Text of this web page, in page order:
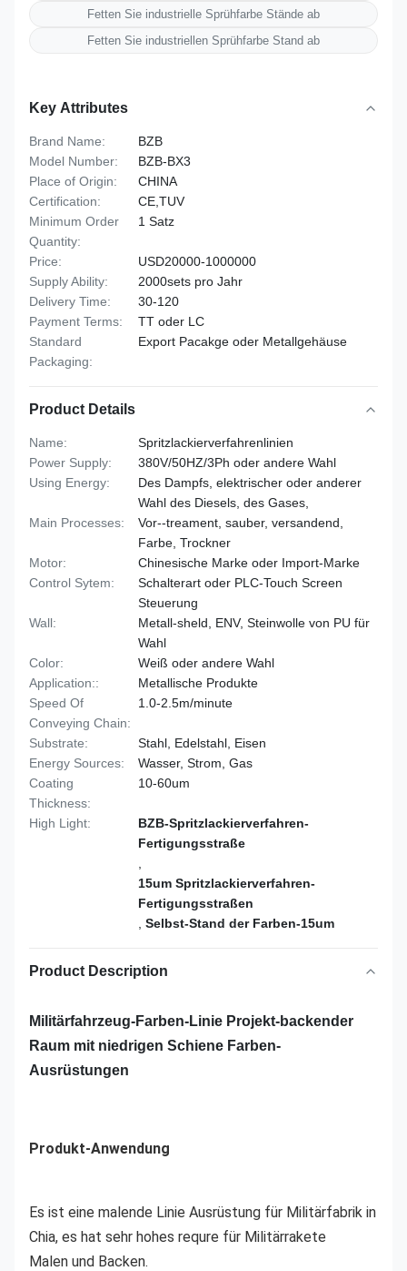
Fetten Sie industrielle Sprühfarbe Stände ab
Fetten Sie industriellen Sprühfarbe Stand ab
Key Attributes
Brand Name:
BZB
Model Number:
BZB-BX3
Place of Origin:
CHINA
Certification:
CE,TUV
Minimum Order
Quantity:
1 Satz
Price:
USD20000-1000000
Supply Ability:
2000sets pro Jahr
Delivery Time:
30-120
Payment Terms:
TT oder LC
Standard
Packaging:
Export Pacakge oder Metallgehäuse
Product Details
Name:
Spritzlackierverfahrenlinien
Power Supply:
380V/50HZ/3Ph oder andere Wahl
Using Energy:
Des Dampfs, elektrischer oder anderer
Wahl des Diesels, des Gases,
Main Processes:
Vor--treament, sauber, versandend,
Farbe, Trockner
Motor:
Chinesische Marke oder Import-Marke
Control Sytem:
Schalterart oder PLC-Touch Screen
Steuerung
Wall:
Metall-sheld, ENV, Steinwolle von PU für
Wahl
Color:
Weiß oder andere Wahl
Application::
Metallische Produkte
Speed Of
Conveying Chain:
1.0-2.5m/minute
Substrate:
Stahl, Edelstahl, Eisen
Energy Sources:
Wasser, Strom, Gas
Coating
Thickness:
10-60um
High Light:
BZB-Spritzlackierverfahren-
Fertigungsstraße
15um Spritzlackierverfahren-
Fertigungsstraßen
Selbst-Stand der Farben-15um
Product Description
Militärfahrzeug-Farben-Linie Projekt-backender
Raum mit niedrigen Schiene Farben-
Ausrüstungen
Produkt-Anwendung
Es ist eine malende Linie Ausrüstung für Militärfabrik in
Chia, es hat sehr hohes requre für Militärrakete
Malen und Backen.